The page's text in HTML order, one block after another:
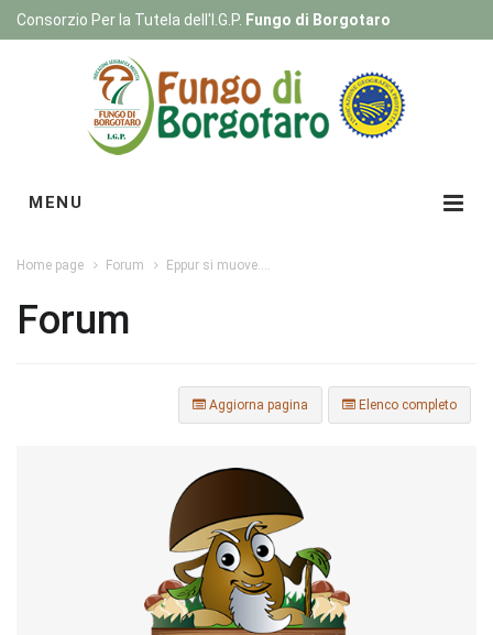
Consorzio Per la Tutela dell'I.G.P. Fungo di Borgotaro
MENU
Home page Forum Eppur si muove....
Forum
Elenco completo
Aggiorna pagina